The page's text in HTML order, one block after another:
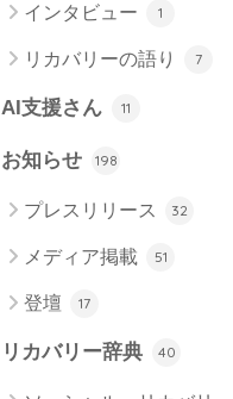
インタビュー 1
リカバリーの語り 7
AI支援さん 11
お知らせ 198
プレスリリース 32
メディア掲載 51
登壇 17
リカバリー辞典 40